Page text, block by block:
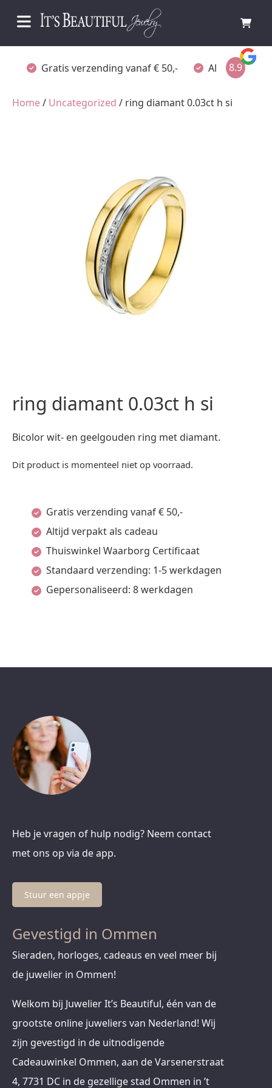
Gratis verzending vanaf € 50,- Altijd verpakt
8.9
Home/ Uncategorized / ring diamant 0.03ct h si
ring diamant 0.03ct h si
Bicolor wit- en geelgouden ring met diamant.
Dit product is momenteel niet op voorraad.
Gratis verzending vanaf € 50,-
Altijd verpakt als cadeau
Thuiswinkel Waarborg Certificaat
Standaard verzending: 1-5 werkdagen
Gepersonaliseerd: 8 werkdagen
Heb je vragen of hulp nodig? Neem contact
met ons op via de app.
Stuur een appje
Gevestigd in Ommen
Sieraden, horloges, cadeaus en veel meer bij
de juwelier in Ommen!
Welkom bij Juwelier It’s Beautiful, één van de
grootste online juweliers van Nederland! Wij
zijn gevestigd in de uitnodigende
Cadeauwinkel Ommen, aan de Varsenerstraat
4, 7731 DC in de gezellige stad Ommen in ’t